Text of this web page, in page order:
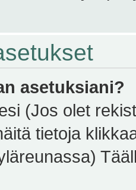
asetuksiani?
(Jos olet
tietoja